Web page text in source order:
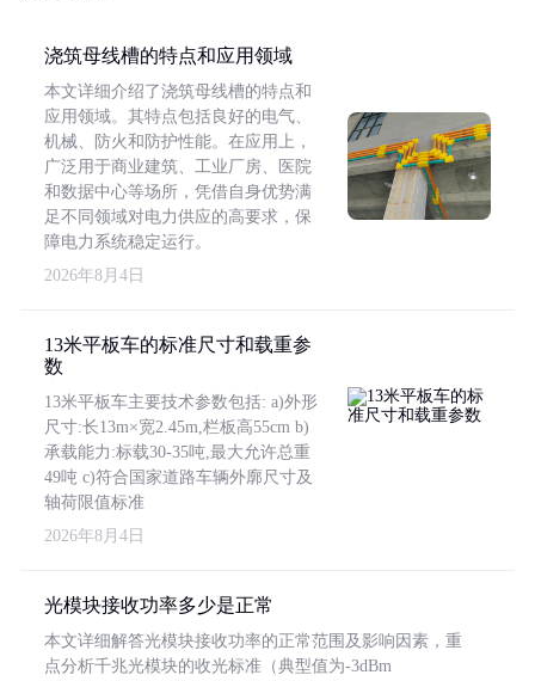
浇筑母线槽的特点和应用领域
本文详细介绍了浇筑母线槽的特点和
应用领域。其特点包括良好的电气、
机械、防火和防护性能。在应用上，
广泛用于商业建筑、工业厂房、医院
和数据中心等场所，凭借自身优势满
足不同领域对电力供应的高要求，保
障电力系统稳定运行。
2026年8月4日
13米平板车的标准尺寸和载重参
数
13米平板车主要技术参数包括: a)外形
尺寸:长13m×宽2.45m,栏板高55cm b)
承载能力:标载30-35吨,最大允许总重
49吨 c)符合国家道路车辆外廓尺寸及
轴荷限值标准
2026年8月4日
光模块接收功率多少是正常
本文详细解答光模块接收功率的正常范围及影响因素，重
点分析千兆光模块的收光标准（典型值为-3dBm